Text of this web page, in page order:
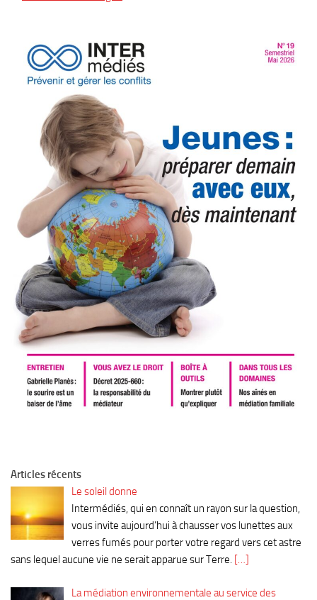
Articles récents
Le soleil donne
Intermédiés, qui en connaît un rayon sur la question,
vous invite aujourd’hui à chausser vos lunettes aux
verres fumés pour porter votre regard vers cet astre
sans lequel aucune vie ne serait apparue sur Terre. […]
La médiation environnementale au service des